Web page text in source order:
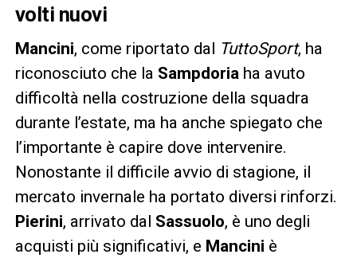
volti nuovi
Mancini, come riportato dal TuttoSport, ha
riconosciuto che la Sampdoriaha avuto
difficoltà nella costruzione della squadra
durante l’estate, ma ha anche spiegato che
l’importante è capire dove intervenire.
Nonostante il difficile avvio di stagione, il
mercato invernale ha portato diversi rinforzi.
Pierini, arrivato dal Sassuolo, è uno degli
acquisti più significativi, e Mancini è